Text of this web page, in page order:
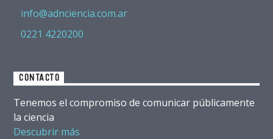
info@adnciencia.com.ar
0221 4220200
CONTACTO
Tenemos el compromiso de comunicar públicamente
la ciencia
Descubrir más